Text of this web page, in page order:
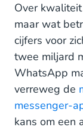
Over
maar wat
cijfers voor
twee miljard
WhatsApp
verreweg de
messenger-
kans om een